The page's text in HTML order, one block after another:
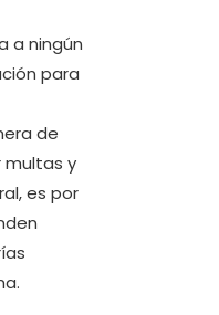
a ningún
para
de
multas y
es por